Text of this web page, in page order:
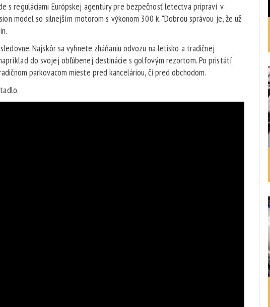
s reguláciami Európskej agentúry pre bezpečnosť letectva pripraví v
model so silnejším motorom s výkonom 300 k. "Dobrou správou je, že už
Najskôr sa vyhnete zháňaniu odvozu na letisko a tradičnej
do svojej obľúbenej destinácie s golfovým rezortom. Po pristátí
parkovacom mieste pred kanceláriou, či pred obchodom.